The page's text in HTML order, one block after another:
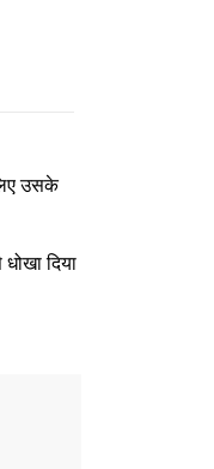
उसके
दिया